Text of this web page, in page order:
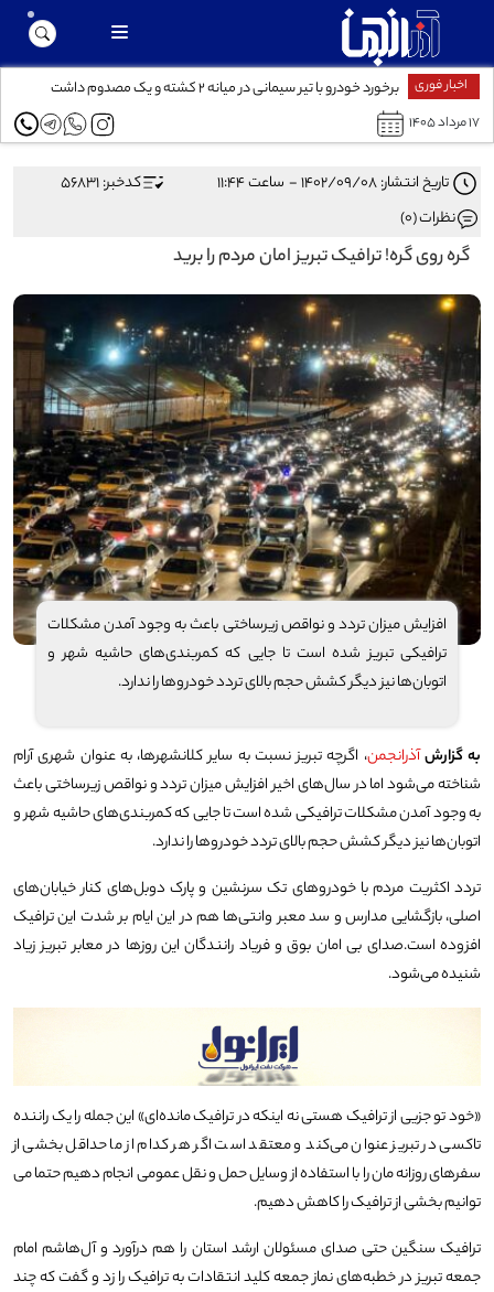
اخبار فوری برخورد خودرو با تیر سیمانی در میانه ۲ کشته و یک مصدوم داشت
۱۷ مرداد ۱۴۰۵
تاریخ انتشار: ۱۴۰۲/۰۹/۰۸ - ساعت ۱۱:۴۴
کدخبر: 56831
نظرات (0)
گره روی گره! ترافیک تبریز امان مردم را برید
افزایش میزان تردد و نواقص زیرساختی باعث به وجود آمدن مشکلات
ترافیکی تبریز شده است تا جایی که کمربندی‌های حاشیه شهر و
اتوبان‌ها نیز دیگر کشش حجم بالای تردد خودروها را ندارد.
به گزارشآذرانجمن، اگرچه تبریز نسبت به سایر کلانشهرها، به عنوان شهری آرام‌
شناخته می‌شود‌ اما در سال‌های اخیر افزایش میزان تردد و نواقص زیرساختی باعث
به وجود آمدن مشکلات ترافیکی شده است تا جایی که کمربندی‌های حاشیه شهر و
اتوبان‌ها نیز دیگر کشش حجم بالای تردد خودروها را ندارد.
تردد اکثریت مردم با خودروهای تک سرنشین و پارک دوبل‌های کنار خیابان‌های
اصلی، بازگشایی مدارس و سد معبر وانتی‌ها هم در این ایام بر شدت این ترافیک
افزوده است.صدای بی امان بوق و فریاد رانندگان این روزها در معابر تبریز زیاد
شنیده می‌شود.
«خود تو جزیی از ترافیک هستی نه اینکه در ترافیک مانده‌ای» این جمله را یک راننده
تاکسی در تبریز عنوان می‌کند و معتقد است اگر هر کدام از ما حداقل بخشی از
سفرهای روزانه مان را با استفاده از وسایل حمل و نقل عمومی انجام دهیم حتما می
توانیم بخشی از ترافیک را کاهش دهیم.
ترافیک سنگین حتی صدای مسئولان ارشد استان را هم درآورد و آل‌هاشم امام
جمعه تبریز در خطبه‌های نماز جمعه کلید انتقادات به ترافیک را زد و گفت که چند